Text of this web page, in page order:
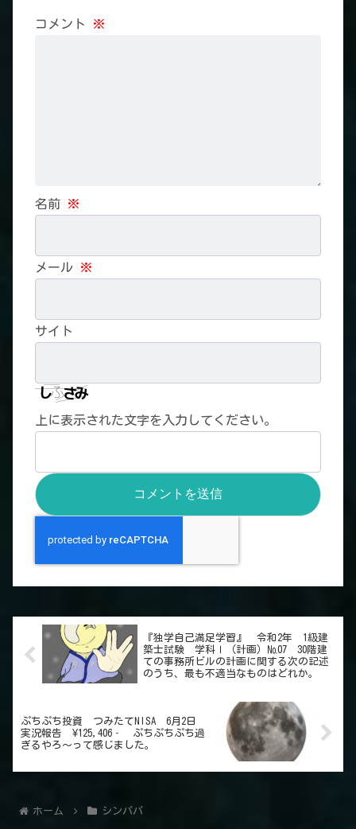
コメント ※
名前 ※
メール ※
サイト
上に表示された文字を入力してください。
『独学自己満足学習』 令和2年 1級建
築士試験 学科Ⅰ（計画）№07 30階建
ての事務所ビルの計画に関する次の記述
のうち、最も不適当なものはどれか。
ぷちぷち投資 つみたてNISA 6月2日
実況報告 ¥125,406‐ ぷちぷちぷち過
ぎるやろ～って感じました。
ホーム シンパパ